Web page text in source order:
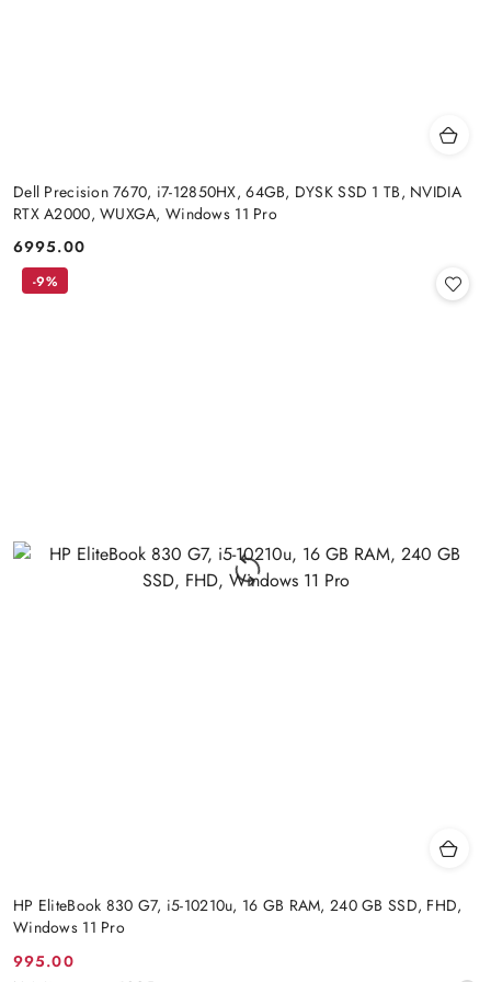
Dell Precision 7670, i7-12850HX, 64GB, DYSK SSD 1 TB, NVIDIA
RTX A2000, WUXGA, Windows 11 Pro
Cena:
6995.00
HP EliteBook 830 G7, i5-10210u, 16 GB RAM, 240 GB SSD, FHD,
Windows 11 Pro
Cena
995.00
-9%